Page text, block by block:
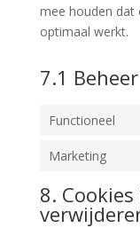
mee houden dat
optimaal werkt.
7.1
Functioneel
Marketing
8.